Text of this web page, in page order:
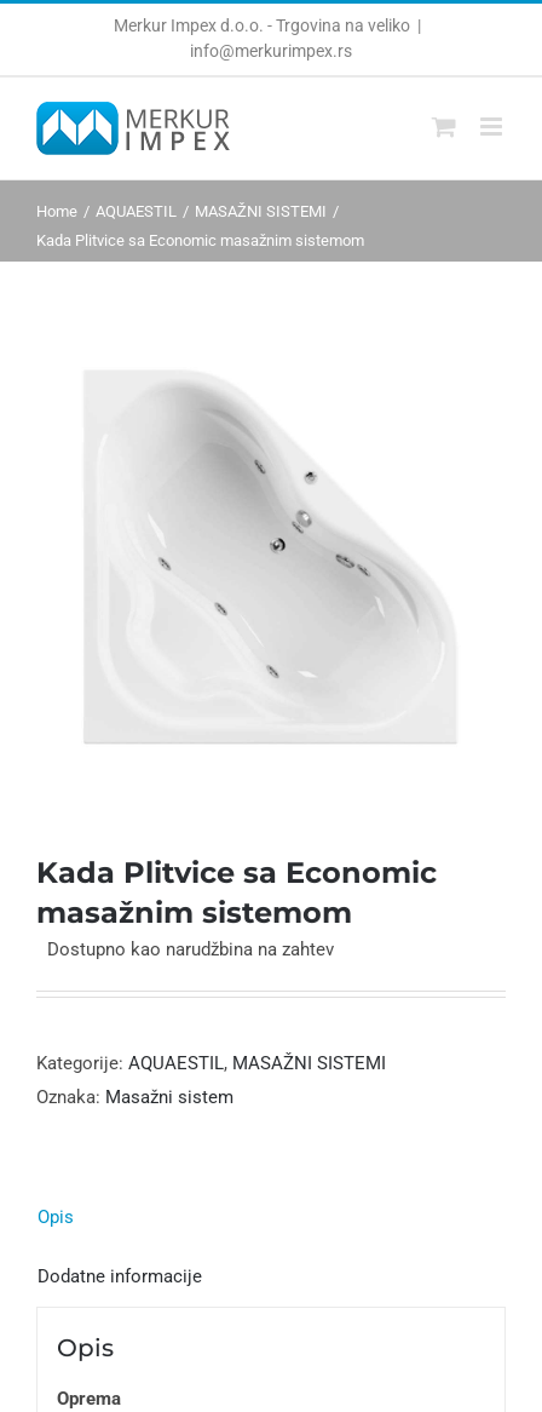
Merkur Impex d.o.o. - Trgovina na veliko |
info@merkurimpex.rs
Home AQUAESTIL
MASAŽNI SISTEMI
Kada Plitvice sa Economic masažnim sistemom
Kada Plitvice sa Economic
masažnim sistemom
Dostupno kao narudžbina na zahtev
Kategorije: AQUAESTIL, MASAŽNI SISTEMI
Oznaka: Masažni sistem
Opis
Dodatne informacije
Opis
Oprema